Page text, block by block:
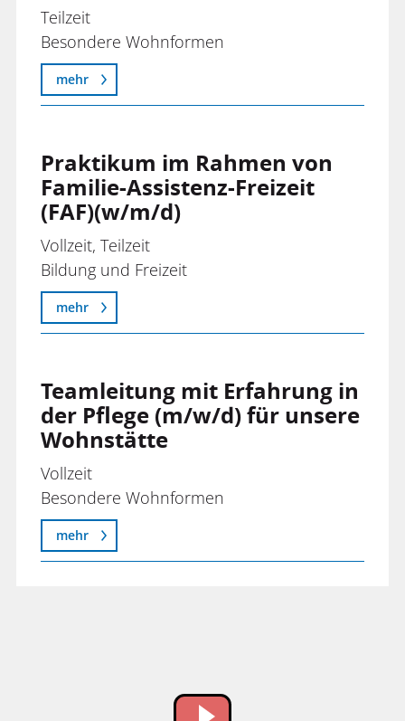
Teilzeit
Besondere Wohnformen
mehr
Praktikum im Rahmen von
Familie-Assistenz-Freizeit
(FAF)(w/m/d)
Vollzeit, Teilzeit
Bildung und Freizeit
mehr
Teamleitung mit Erfahrung in
der Pflege (m/w/d) für unsere
Wohnstätte
Vollzeit
Besondere Wohnformen
mehr